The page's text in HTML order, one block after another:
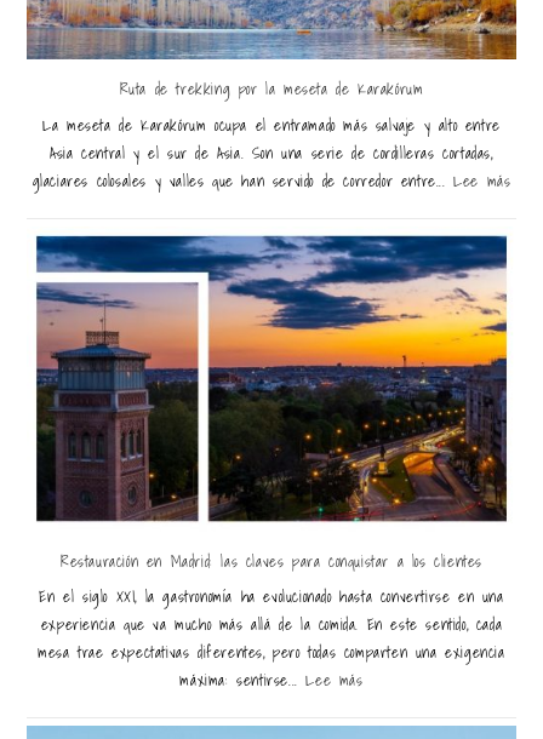
Ruta de trekking por la meseta de Karakórum
La meseta de Karakórum ocupa el entramado más salvaje y alto entre
Asia central y el sur de Asia. Son una serie de cordilleras cortadas,
glaciares colosales y valles que han servido de corredor entre...Lee más
Restauración en Madrid: las claves para conquistar a los clientes
En el siglo XXI, la gastronomía ha evolucionado hasta convertirse en una
experiencia que va mucho más allá de la comida. En este sentido, cada
mesa trae expectativas diferentes, pero todas comparten una exigencia
máxima: sentirse...Lee más